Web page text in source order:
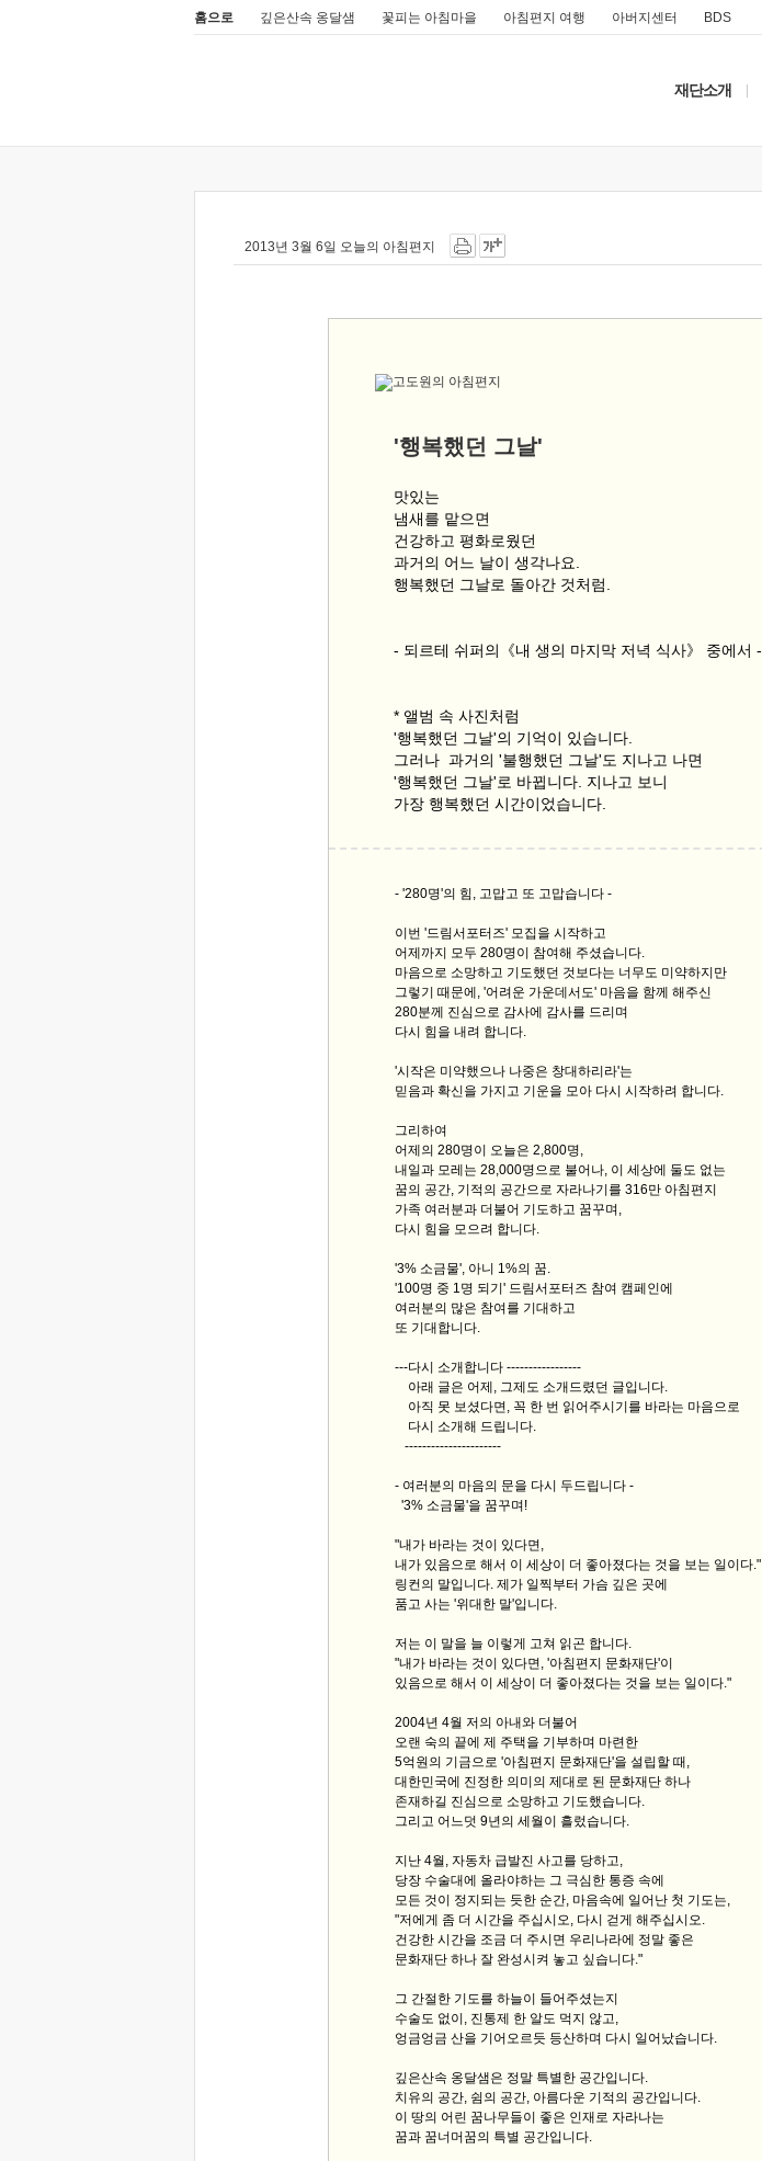
홈으로 깊은산속 옹달샘 꽃피는 아침마을 아침편지 여행 아버지센터 BDS
재단소개
2013년 3월 6일 오늘의 아침편지
'행복했던 그날'
맛있는
냄새를 맡으면
건강하고 평화로웠던
과거의 어느 날이 생각나요.
행복했던 그날로 돌아간 것처럼.
- 되르테 쉬퍼의《내 생의 마지막 저녁 식사》 중에서 -
* 앨범 속 사진처럼
'행복했던 그날'의 기억이 있습니다.
그러나 과거의 '불행했던 그날'도 지나고 나면
'행복했던 그날'로 바뀝니다. 지나고 보니
가장 행복했던 시간이었습니다.
- '280명'의 힘, 고맙고 또 고맙습니다 -
이번 '드림서포터즈' 모집을 시작하고
어제까지 모두 280명이 참여해 주셨습니다.
마음으로 소망하고 기도했던 것보다는 너무도 미약하지만
그렇기 때문에, '어려운 가운데서도' 마음을 함께 해주신
280분께 진심으로 감사에 감사를 드리며
다시 힘을 내려 합니다.
'시작은 미약했으나 나중은 창대하리라'는
믿음과 확신을 가지고 기운을 모아 다시 시작하려 합니다.
그리하여
어제의 280명이 오늘은 2,800명,
내일과 모레는 28,000명으로 불어나, 이 세상에 둘도 없는
꿈의 공간, 기적의 공간으로 자라나기를 316만 아침편지
가족 여러분과 더불어 기도하고 꿈꾸며,
다시 힘을 모으려 합니다.
'3% 소금물', 아니 1%의 꿈.
'100명 중 1명 되기' 드림서포터즈 참여 캠페인에
여러분의 많은 참여를 기대하고
또 기대합니다.
---다시 소개합니다 -----------------
아래 글은 어제, 그제도 소개드렸던 글입니다.
아직 못 보셨다면, 꼭 한 번 읽어주시기를 바라는 마음으로
다시 소개해 드립니다.
----------------------
- 여러분의 마음의 문을 다시 두드립니다 -
'3% 소금물'을 꿈꾸며!
"내가 바라는 것이 있다면,
내가 있음으로 해서 이 세상이 더 좋아졌다는 것을 보는 일이다."
링컨의 말입니다. 제가 일찍부터 가슴 깊은 곳에
품고 사는 '위대한 말'입니다.
저는 이 말을 늘 이렇게 고쳐 읽곤 합니다.
"내가 바라는 것이 있다면, '아침편지 문화재단'이
있음으로 해서 이 세상이 더 좋아졌다는 것을 보는 일이다."
2004년 4월 저의 아내와 더불어
오랜 숙의 끝에 제 주택을 기부하며 마련한
5억원의 기금으로 '아침편지 문화재단'을 설립할 때,
대한민국에 진정한 의미의 제대로 된 문화재단 하나
존재하길 진심으로 소망하고 기도했습니다.
그리고 어느덧 9년의 세월이 흘렀습니다.
지난 4월, 자동차 급발진 사고를 당하고,
당장 수술대에 올라야하는 그 극심한 통증 속에
모든 것이 정지되는 듯한 순간, 마음속에 일어난 첫 기도는,
"저에게 좀 더 시간을 주십시오, 다시 걷게 해주십시오.
건강한 시간을 조금 더 주시면 우리나라에 정말 좋은
문화재단 하나 잘 완성시켜 놓고 싶습니다."
그 간절한 기도를 하늘이 들어주셨는지
수술도 없이, 진통제 한 알도 먹지 않고,
엉금엉금 산을 기어오르듯 등산하며 다시 일어났습니다.
깊은산속 옹달샘은 정말 특별한 공간입니다.
치유의 공간, 쉼의 공간, 아름다운 기적의 공간입니다.
이 땅의 어린 꿈나무들이 좋은 인재로 자라나는
꿈과 꿈너머꿈의 특별 공간입니다.